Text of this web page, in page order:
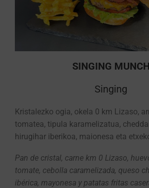
SINGING MUNCH
Singing
Kristalezko ogia, okela 0 km Lizaso,
tomatea, tipula karamelizatua,
hirugihar iberikoa, maionesa eta
Pan de cristal, carne km 0 Lizaso,
tomate, cebolla caramelizada, queso
ibérica, mayonesa y patatas fritas